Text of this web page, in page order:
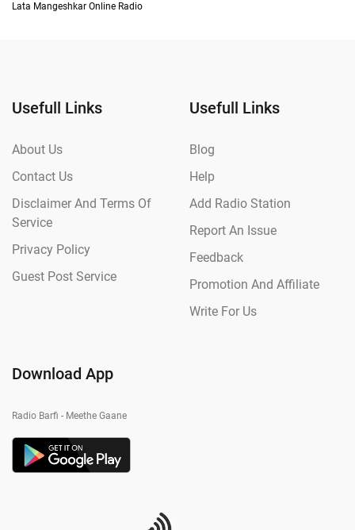
Lata Mangeshkar Online Radio
Usefull Links
About Us
Contact Us
Disclaimer And Terms Of
Service
Privacy Policy
Guest Post Service
Usefull Links
Blog
Help
Add Radio Station
Report An Issue
Feedback
Promotion And Affiliate
Write For Us
Download App
Radio Barfi - Meethe Gaane